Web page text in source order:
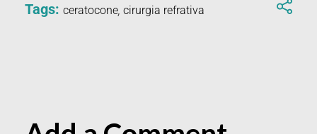
Tags: ceratocone, cirurgia refrativa